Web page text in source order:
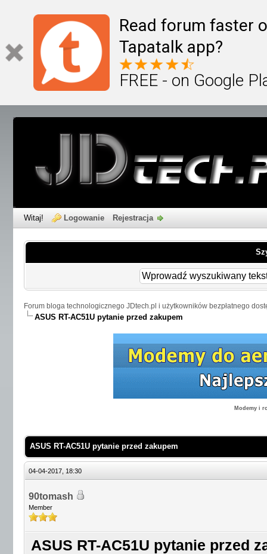
Read forum faster
Tapatalk app?
FREE - on Google
Witaj! Logowanie Rejestracja
Forum bloga technologicznego JDtech.pl i użytkowników bezpłatnego
ASUS RT-AC51U pytanie przed zakupem
Modemy i
ASUS RT-AC51U pytanie przed zakupem
04-04-2017, 18:30
90tomash
Member
ASUS RT-AC51U pytanie przed